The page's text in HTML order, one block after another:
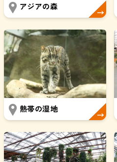
アジアの森
熱帯の湿地